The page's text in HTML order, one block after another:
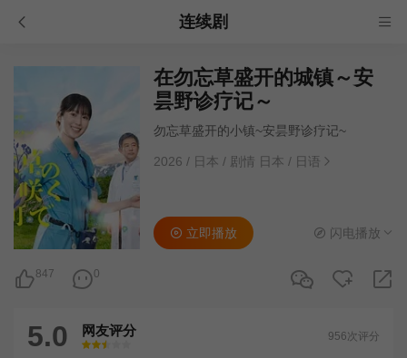
连续剧
在勿忘草盛开的城镇～安
昙野诊疗记～
勿忘草盛开的小镇~安昙野诊疗记~
2026 / 日本 / 剧情 日本 / 日语
847 0
立即播放 闪电播放
5.0 网友评分
很差
较差还行推荐力荐
956次评分